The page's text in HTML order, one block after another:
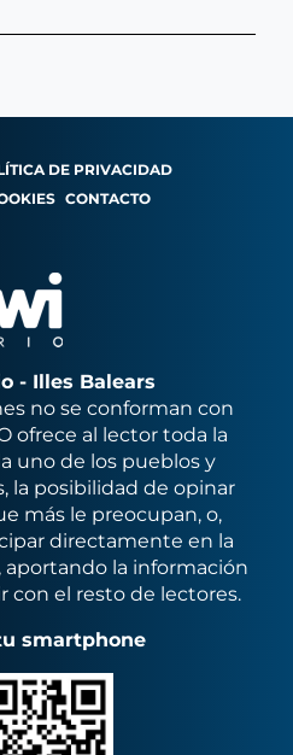
DE PRIVACIDAD
CONTACTO
- Illes Balears
no se conforman con
ofrece al lector toda la
uno de los pueblos y
la posibilidad de opinar
más le preocupan, o,
directamente en la
la información
con el resto de lectores.
smartphone